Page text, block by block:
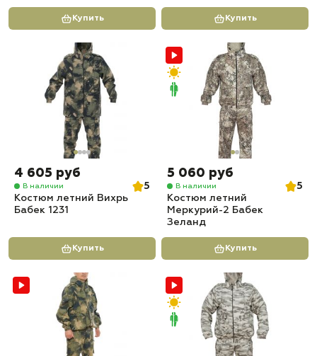
Купить Купить
4 605 руб
В наличии
5
Костюм летний Вихрь
Бабек 1231
Купить
5 060 руб
В наличии
5
Костюм летний
Меркурий-2 Бабек
Зеланд
Купить